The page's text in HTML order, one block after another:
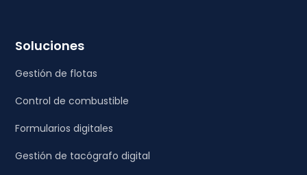
Soluciones
Gestión de flotas
Control de combustible
Formularios digitales
Gestión de tacógrafo digital